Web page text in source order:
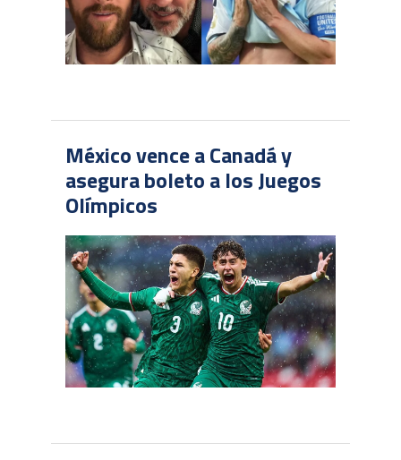
México vence a Canadá y
asegura boleto a los Juegos
Olímpicos